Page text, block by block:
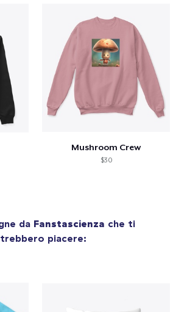
Mushroom Crew
$30
da Fanstascienza che ti
piacere: